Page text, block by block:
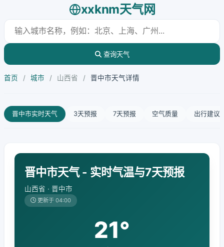
xxknm天气网
查询天气
首页 / 城市 / 山西省 / 晋中市天气详情
晋中市实时天气 3天预报 7天预报 空气质量 出行建议
晋中市天气 - 实时气温与7天预报
山西省 · 晋中市
更新于 04:00
21°